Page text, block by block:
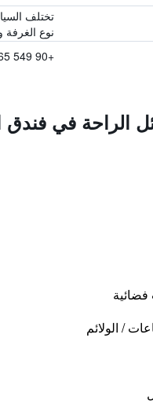
تختلف
نوع
+90 549 665 9926
الراحة في فندق
فضائية
/ الولائم